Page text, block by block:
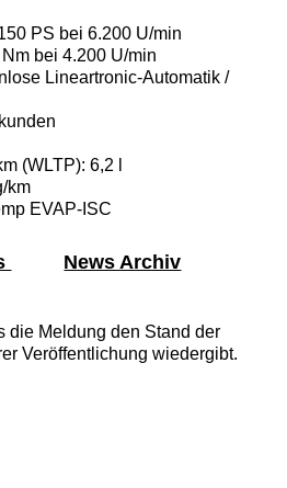
PS bei 6.200 U/min
bei 4.200 U/min
Lineartronic-Automatik /
(WLTP): 6,2 l
km
EVAP-ISC
News Archiv
die Meldung den Stand der
Veröffentlichung wiedergibt.